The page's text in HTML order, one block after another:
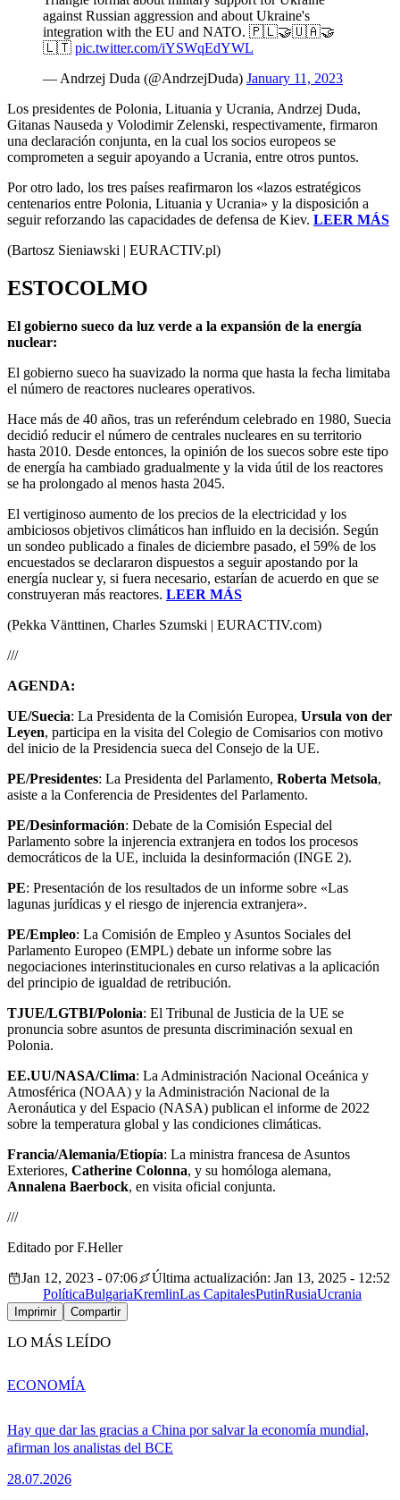
against Russian aggression and about Ukraine's
integration with the EU and NATO. 🇵🇱🤝🇺🇦🤝
🇱🇹 pic.twitter.com/iYSWqEdYWL
— Andrzej Duda (@AndrzejDuda) January 11, 2023
Los presidentes de Polonia, Lituania y Ucrania, Andrzej Duda,
Gitanas Nauseda y Volodimir Zelenski, respectivamente, firmaron
una declaración conjunta, en la cual los socios europeos se
comprometen a seguir apoyando a Ucrania, entre otros puntos.
Por otro lado, los tres países reafirmaron los «lazos estratégicos
centenarios entre Polonia, Lituania y Ucrania» y la disposición a
seguir reforzando las capacidades de defensa de Kiev. LEER MÁS
(Bartosz Sieniawski | EURACTIV.pl)
ESTOCOLMO
El gobierno sueco da luz verde a la expansión de la energía
nuclear:
El gobierno sueco ha suavizado la norma que hasta la fecha limitaba
el número de reactores nucleares operativos.
Hace más de 40 años, tras un referéndum celebrado en 1980, Suecia
decidió reducir el número de centrales nucleares en su territorio
hasta 2010. Desde entonces, la opinión de los suecos sobre este tipo
de energía ha cambiado gradualmente y la vida útil de los reactores
se ha prolongado al menos hasta 2045.
El vertiginoso aumento de los precios de la electricidad y los
ambiciosos objetivos climáticos han influido en la decisión. Según
un sondeo publicado a finales de diciembre pasado, el 59% de los
encuestados se declararon dispuestos a seguir apostando por la
energía nuclear y, si fuera necesario, estarían de acuerdo en que se
construyeran más reactores. LEER MÁS
(Pekka Vänttinen, Charles Szumski | EURACTIV.com)
///
AGENDA:
UE/Suecia: La Presidenta de la Comisión Europea, Ursula von der
Leyen, participa en la visita del Colegio de Comisarios con motivo
del inicio de la Presidencia sueca del Consejo de la UE.
PE/Presidentes: La Presidenta del Parlamento, Roberta Metsola,
asiste a la Conferencia de Presidentes del Parlamento.
PE/Desinformación: Debate de la Comisión Especial del
Parlamento sobre la injerencia extranjera en todos los procesos
democráticos de la UE, incluida la desinformación (INGE 2).
PE: Presentación de los resultados de un informe sobre «Las
lagunas jurídicas y el riesgo de injerencia extranjera».
PE/Empleo: La Comisión de Empleo y Asuntos Sociales del
Parlamento Europeo (EMPL) debate un informe sobre las
negociaciones interinstitucionales en curso relativas a la aplicación
del principio de igualdad de retribución.
TJUE/LGTBI/Polonia: El Tribunal de Justicia de la UE se
pronuncia sobre asuntos de presunta discriminación sexual en
Polonia.
EE.UU/NASA/Clima: La Administración Nacional Oceánica y
Atmosférica (NOAA) y la Administración Nacional de la
Aeronáutica y del Espacio (NASA) publican el informe de 2022
sobre la temperatura global y las condiciones climáticas.
Francia/Alemania/Etiopía: La ministra francesa de Asuntos
Exteriores, Catherine Colonna, y su homóloga alemana,
Annalena Baerbock, en visita oficial conjunta.
///
Editado por F.Heller
Jan 12, 2023 - 07:06
Última actualización: Jan 13, 2025 - 12:52
PolíticaBulgariaKremlinLas CapitalesPutinRusiaUcrania
Imprimir Compartir
LO MÁS LEÍDO
Hay que dar las gracias a China por salvar la economía mundial,
afirman los analistas del BCE
28.07.2026
ECONOMÍA